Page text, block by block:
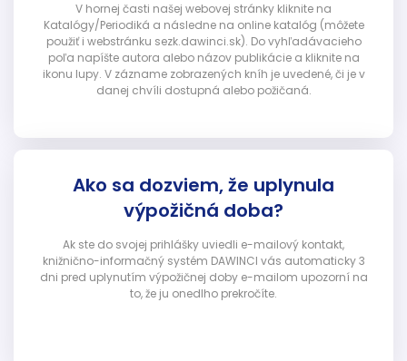
V hornej časti našej webovej stránky kliknite na
Katalógy/Periodiká a následne na online katalóg (môžete
použiť i webstránku sezk.dawinci.sk). Do vyhľadávacieho
poľa napíšte autora alebo názov publikácie a kliknite na
ikonu lupy. V zázname zobrazených kníh je uvedené, či je v
danej chvíli dostupná alebo požičaná.
Ako sa dozviem, že uplynula
výpožičná doba?
Ak ste do svojej prihlášky uviedli e-mailový kontakt,
knižnično-informačný systém DAWINCI vás automaticky 3
dni pred uplynutím výpožičnej doby e-mailom upozorní na
to, že ju onedlho prekročíte.